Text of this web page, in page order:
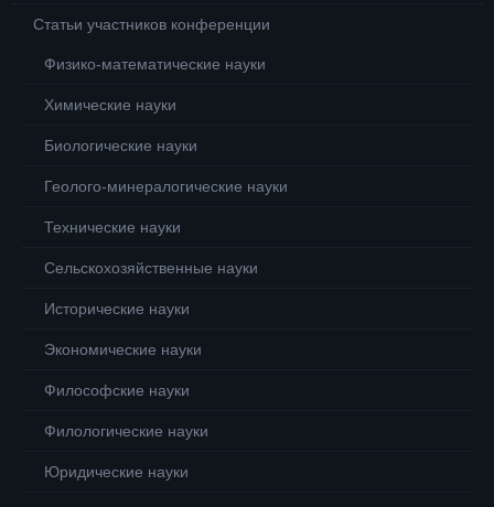
Статьи участников конференции
Физико-математические науки
Химические науки
Биологические науки
Геолого-минералогические науки
Технические науки
Сельскохозяйственные науки
Исторические науки
Экономические науки
Философские науки
Филологические науки
Юридические науки